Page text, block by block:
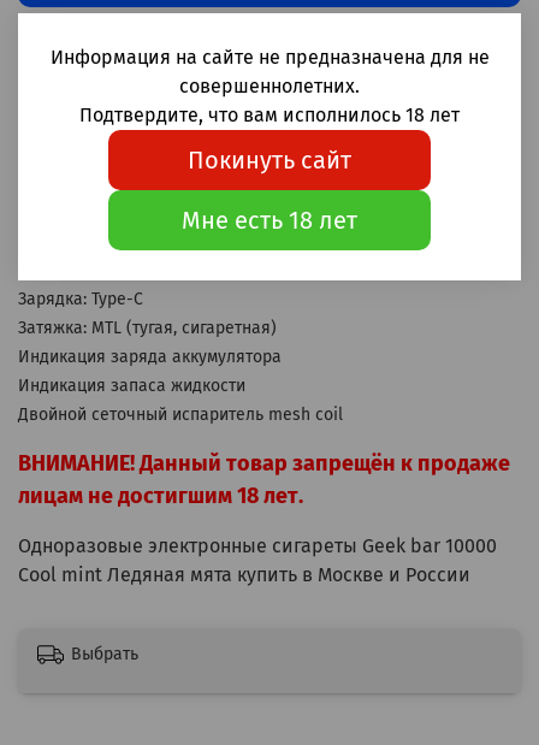
(0) Добавить в сравнение
Одноразовые электронные сигареты Geek bar Meloso Ultra
Cool mint (Ледяная мята) 10000 затяжек
Корпус: металл
Зарядка: Type-C
Затяжка: MTL (тугая, сигаретная)
Индикация заряда аккумулятора
Индикация запаса жидкости
Двойной сеточный испаритель mesh coil
ВНИМАНИЕ! Данный товар запрещён к продаже
лицам не достигшим 18 лет.
Одноразовые электронные сигареты Geek bar 10000
Cool mint Ледяная мята купить в Москве и России
Выбрать
Информация на сайте не предназначена для не
совершеннолетних.
Подтвердите, что вам исполнилось 18 лет
Покинуть сайт
Мне есть 18 лет